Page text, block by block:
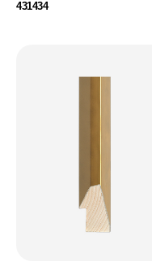
431434